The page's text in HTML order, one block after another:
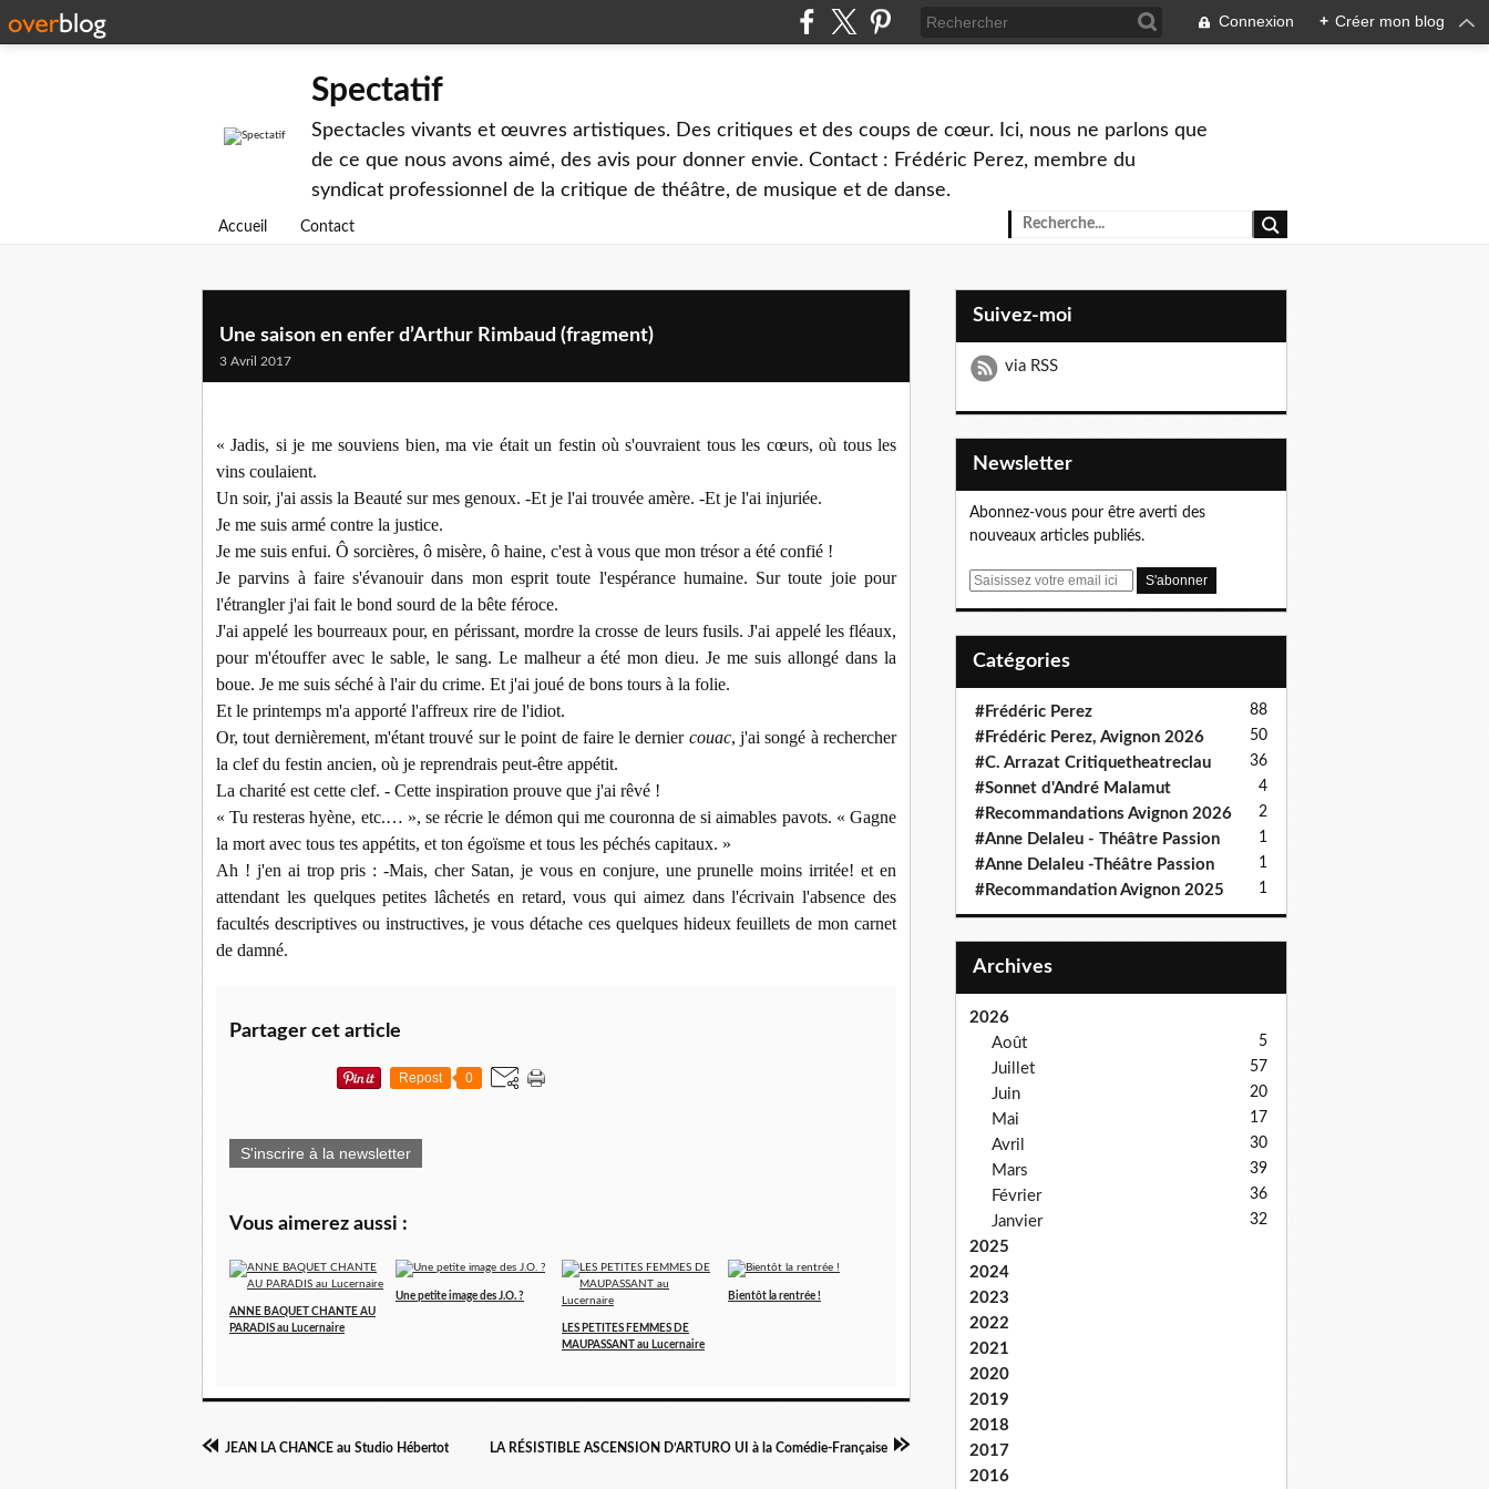
Connexion + Créer mon blog
Spectatif
Spectacles vivants et œuvres artistiques. Des critiques et des coups de cœur. Ici, nous ne parlons que
de ce que nous avons aimé, des avis pour donner envie. Contact : Frédéric Perez, membre du
syndicat professionnel de la critique de théâtre, de musique et de danse.
Accueil Contact
Une saison en enfer d’Arthur Rimbaud (fragment)
3 Avril 2017
« Jadis, si je me souviens bien, ma vie était un festin où s'ouvraient tous les cœurs, où tous les
vins coulaient.
Un soir, j'ai assis la Beauté sur mes genoux. -Et je l'ai trouvée amère. -Et je l'ai injuriée.
Je me suis armé contre la justice.
Je me suis enfui. Ô sorcières, ô misère, ô haine, c'est à vous que mon trésor a été confié !
Je parvins à faire s'évanouir dans mon esprit toute l'espérance humaine. Sur toute joie pour
l'étrangler j'ai fait le bond sourd de la bête féroce.
J'ai appelé les bourreaux pour, en périssant, mordre la crosse de leurs fusils. J'ai appelé les fléaux,
pour m'étouffer avec le sable, le sang. Le malheur a été mon dieu. Je me suis allongé dans la
boue. Je me suis séché à l'air du crime. Et j'ai joué de bons tours à la folie.
Et le printemps m'a apporté l'affreux rire de l'idiot.
Or, tout dernièrement, m'étant trouvé sur le point de faire le dernier couac, j'ai songé à rechercher
la clef du festin ancien, où je reprendrais peut-être appétit.
La charité est cette clef. - Cette inspiration prouve que j'ai rêvé !
« Tu resteras hyène, etc.… », se récrie le démon qui me couronna de si aimables pavots. « Gagne
la mort avec tous tes appétits, et ton égoïsme et tous les péchés capitaux. »
Ah ! j'en ai trop pris : -Mais, cher Satan, je vous en conjure, une prunelle moins irritée! et en
attendant les quelques petites lâchetés en retard, vous qui aimez dans l'écrivain l'absence des
facultés descriptives ou instructives, je vous détache ces quelques hideux feuillets de mon carnet
de damné.
Partager cet article
Repost 0
S'inscrire à la newsletter
Vous aimerez aussi :
ANNE BAQUET CHANTE AU
PARADIS au Lucernaire
Une petite image des J.O. ?
LES PETITES FEMMES DE
MAUPASSANT au Lucernaire
Bientôt la rentrée !
JEAN LA CHANCE au Studio Hébertot LA RÉSISTIBLE ASCENSION D’ARTURO UI à la Comédie-Française
Suivez-moi
via RSS
Newsletter
Abonnez-vous pour être averti des
nouveaux articles publiés.
E
Catégories
#Frédéric Perez 88
#Frédéric Perez, Avignon 2026 50
#C. Arrazat Critiquetheatreclau 36
#Sonnet d'André Malamut 4
#Recommandations Avignon 2026 2
#Anne Delaleu - Théâtre Passion 1
#Anne Delaleu -Théâtre Passion 1
#Recommandation Avignon 2025 1
Archives
2026
Août
5
Juillet 57
Juin 20
Mai 17
Avril 30
Mars 39
Février 36
Janvier 32
2025
2024
2023
2022
2021
2020
2019
2018
2017
2016